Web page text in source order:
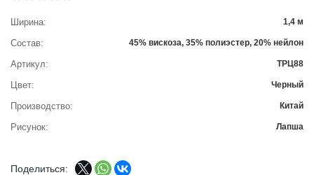
Ширина 1,4 м
Состав 45% вискоза, 35% полиэстер, 20% нейлон
Артикул ТРЦ88
Цвет Черный
Производство Китай
Рисунок Лапша
Поделиться: